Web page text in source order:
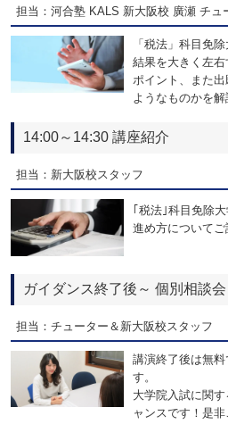
担当：河合塾 KALS 新大阪校 廣瀬 チュ
「税法」科目免
結果を大きく左
ポイント、また
ようなものかを解
14:00～14:30 講座紹介
担当：新大阪校スタッフ
｢税法｣科目免除
進め方についてご
ガイダンス終了後～ 個別相談会
担当：チューター＆新大阪校スタッフ
講演終了後は無
す。
大学院入試に関
ャンスです！是非